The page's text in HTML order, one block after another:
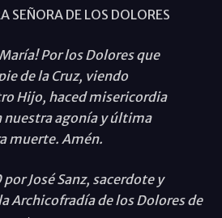
SEÑORA DE LOS DOLORES
Por los Dolores que
de la Cruz, viendo
Hijo, haced misericordia
nuestra agonía y última
muerte. Amén.
José Sanz, sacerdote y
Archicofradía de los Dolores de